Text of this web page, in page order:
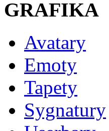
GRAFIKA
Avatary
Emoty
Tapety
Sygnatury